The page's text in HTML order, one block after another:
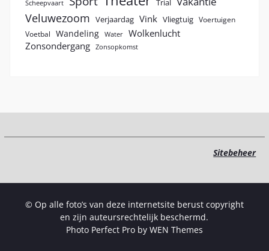
Scheepvaart Trial
Veluwezoom Verjaardag Vink Vliegtuig Voertuigen
Voetbal
Wandeling Water
Wolkenlucht
Zonsondergang
Zonsopkomst
Sitebeheer
© Op alle foto’s van deze internetsite berust copyright
en zijn auteursrechtelijk beschermd.
Photo Perfect Pro by WEN Themes